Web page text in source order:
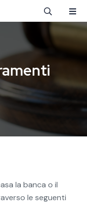
la banca o il
le seguenti